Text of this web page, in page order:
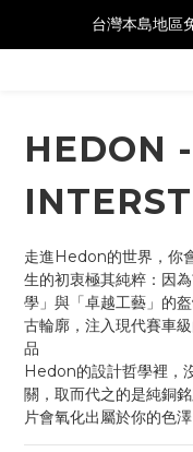
台灣本島地區
HEDON
走進Hedon的世界，你
生的初衷極其純粹：因
學」與「卓越工藝」的
古輪廓，注入現代賽車
品
Hedon的設計哲學裡，
關，取而代之的是純銅
片會氧化出屬於你的色